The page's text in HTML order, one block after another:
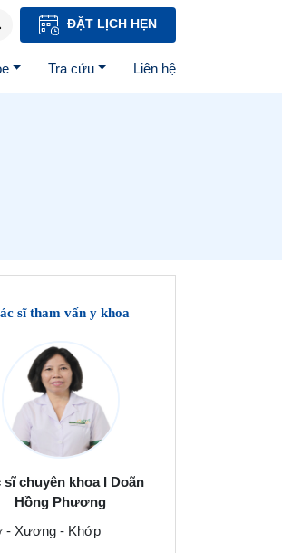
ĐẶT LỊCH HẸN
Tra cứu Liên hệ
sĩ tham vấn y khoa
sĩ chuyên khoa I Doãn
Hồng Phương
- Xương - Khớp